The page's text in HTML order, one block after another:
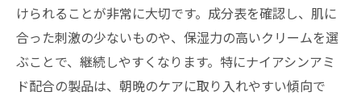
けられることが非常に大切です。成分表を確認し、肌に
合った刺激の少ないものや、保湿力の高いクリームを選
ぶことで、継続しやすくなります。特にナイアシンアミ
ド配合の製品は、朝晩のケアに取り入れやすい傾向で